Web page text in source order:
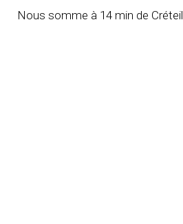
Nous somme à 14 min de Créteil